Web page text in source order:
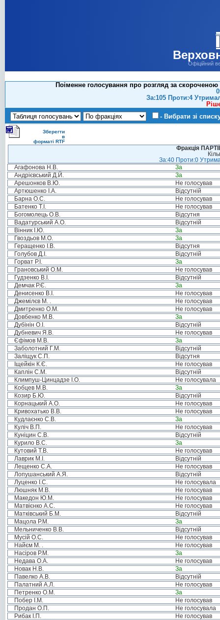
Офіційний
Поіменне голосування про розгляд за
За:105 Проти:4
- Вибрати зі
Зберегти
в
форматі RTF
Фракція
За:40 Проти:0
Агафонова Н.В.
За
Андрієвський Д.Й.
За
Арешонков В.Ю.
Не голосував
Артюшенко І.А.
Відсутній
Барна О.С.
Не голосував
Батенко Т.І.
Не голосував
Богомолець О.В.
Відсутня
Вадатурський А.О.
Відсутній
Вінник І.Ю.
За
Гвоздьов М.О.
За
Геращенко І.В.
Відсутня
Голубов Д.І.
Відсутній
Горват Р.І.
За
Грановський О.М.
Не голосував
Гудзенко В.І.
Відсутній
Демчак Р.Є.
За
Денисенко В.І.
Не голосував
Джемілєв М. .
Не голосував
Дмитренко О.М.
Не голосував
Довбенко М.В.
За
Дубінін О.І.
Відсутній
Дубневич Я.В.
Не голосував
Єфімов М.В.
За
Заболотний Г.М.
Відсутній
Заліщук С.П.
Відсутня
Іщейкін К.Є.
Не голосував
Каплін С.М.
Відсутній
Климпуш-Цинцадзе І.О.
Не голосувала
Кобцев М.В.
За
Козир Б.Ю.
Відсутній
Корнацький А.О.
Не голосував
Кривохатько В.В.
Не голосував
Кудлаєнко С.В.
За
Куліч В.П.
Не голосував
Куніцин С.В.
Відсутній
Курило В.С.
За
Кутовий Т.В.
Не голосував
Лаврик М.І.
Відсутній
Лещенко С.А.
Не голосував
Лопушанський А.Я.
Відсутній
Луценко І.С.
Не голосувала
Люшняк М.В.
Не голосував
Македон Ю.М.
Не голосував
Матвієнко А.С.
Не голосував
Матківський Б.М.
Відсутній
Мацола Р.М.
За
Мельниченко В.В.
Відсутній
Мусій О.С.
Не голосував
Найєм М. .
Не голосував
Насіров Р.М.
За
Недава О.А.
Не голосував
Новак Н.В.
За
Павелко А.В.
Відсутній
Палатний А.Л.
Не голосував
Петренко О.М.
За
Побер І.М.
Не голосував
Продан О.П.
Не голосувала
Рибак І.П.
Не голосував